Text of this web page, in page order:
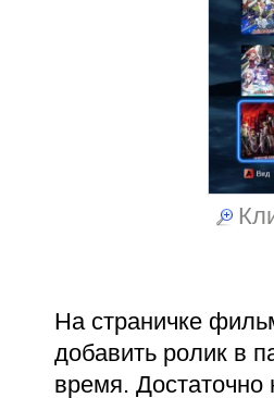
На страничке
добавить ролик в
время. Достаточно